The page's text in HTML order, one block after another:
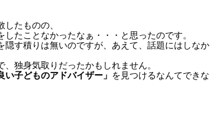
たものの、
たことなかったなぁ・・・と思ったのです。
隠す積りは無いのですが、あえて、話題にはしなか
独身気取りだったかもしれません。
い子どものアドバイザー」
を見つけるなんてできな